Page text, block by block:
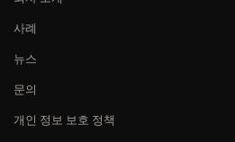
사례
뉴스
문의
개인 정보 보호 정책